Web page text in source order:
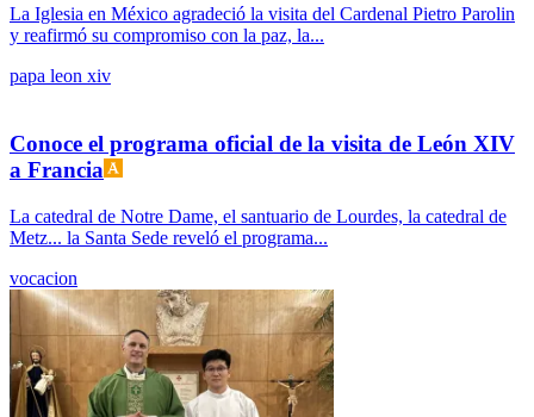
La Iglesia en México agradeció la visita del Cardenal Pietro Parolin
y reafirmó su compromiso con la paz, la...
papa leon xiv
Conoce el programa oficial de la visita de León XIV
a Francia
La catedral de Notre Dame, el santuario de Lourdes, la catedral de
Metz... la Santa Sede reveló el programa...
vocacion